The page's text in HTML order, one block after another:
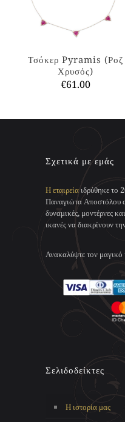
μπορούν
να
σελίδα
του
προϊόντος
Τσόκερ Pyramis (Ροζ
Χρυσός)
€61.00
προϊόν
παραλλαγές.
Οι
επιλογές
μπορούν
να
επιλεγούν
στη
σελίδα
του
προϊόντος
Σχετικά με εμάς
Η εταιρείαιδρύθηκε το
Παναγιώτα Αποστόλου
δυναμικές, μοντέρνες
ικανές να διακρίνουν
Ανακαλύψτε τον
Σελιδοδείκτες
Η ιστορία μας